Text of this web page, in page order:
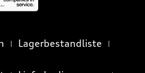
Lagerbestandliste